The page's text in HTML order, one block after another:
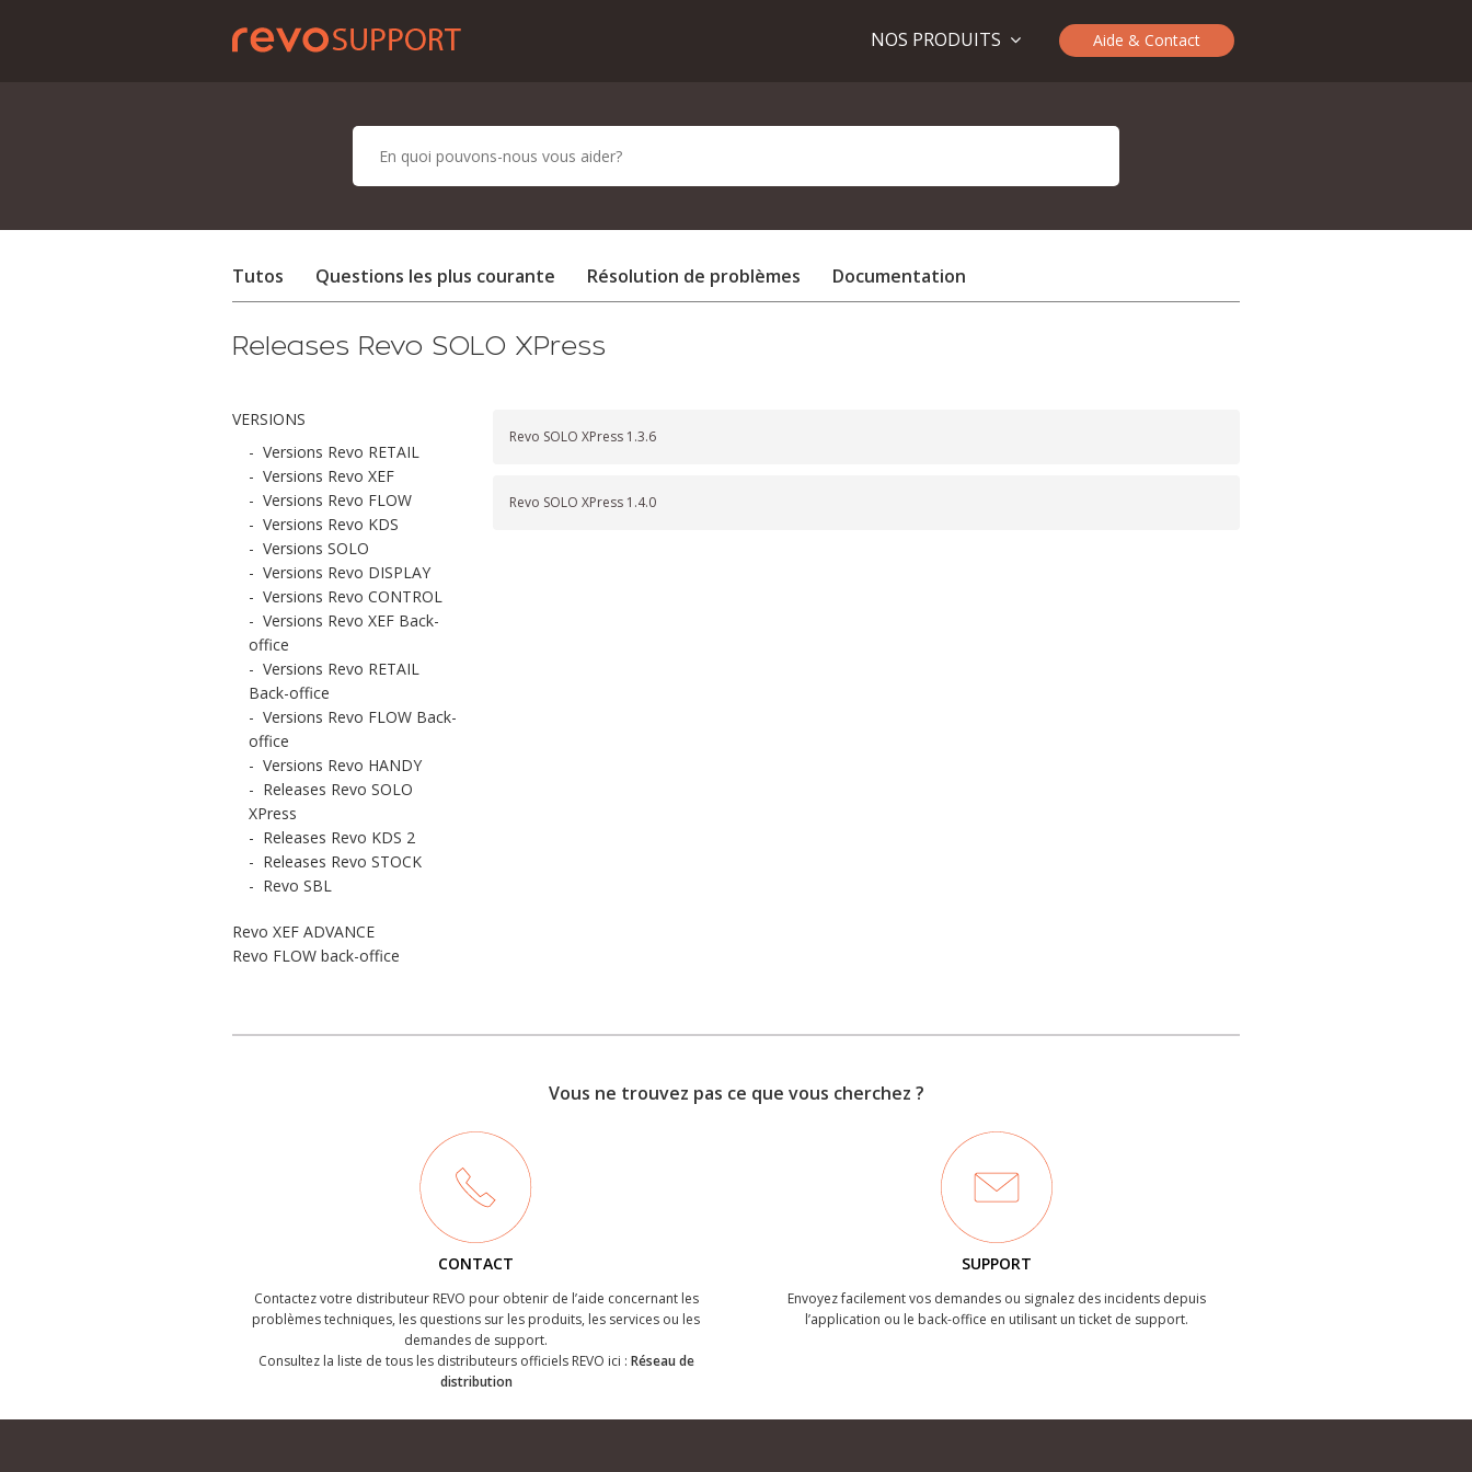
Aide & Contact
NOS PRODUITS
Tutos Questions les plus courante Résolution de problèmes Documentation
Releases Revo SOLO XPress
VERSIONS
- Versions Revo RETAIL
- Versions Revo XEF
- Versions Revo FLOW
- Versions Revo KDS
- Versions SOLO
- Versions Revo DISPLAY
- Versions Revo CONTROL
- Versions Revo XEF Back-
office
- Versions Revo RETAIL
Back-office
- Versions Revo FLOW Back-
office
- Versions Revo HANDY
- Releases Revo SOLO
XPress
- Releases Revo KDS 2
- Releases Revo STOCK
- Revo SBL
Revo XEF ADVANCE
Revo FLOW back-office
Revo SOLO XPress 1.3.6
Revo SOLO XPress 1.4.0
Vous ne trouvez pas ce que vous cherchez ?
CONTACT
Contactez votre distributeur REVO pour obtenir de l’aide concernant les
problèmes techniques, les questions sur les produits, les services ou les
demandes de support.
Consultez la liste de tous les distributeurs officiels REVO ici : Réseau de
distribution
SUPPORT
Envoyez facilement vos demandes ou signalez des incidents depuis
l’application ou le back-office en utilisant un ticket de support.